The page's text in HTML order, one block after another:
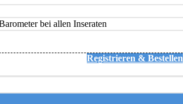
bei allen Inseraten
Registrieren & Bestellen